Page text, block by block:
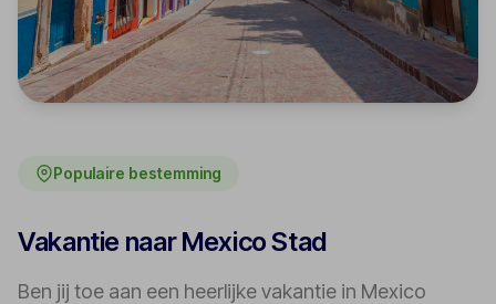
Populaire bestemming
Vakantie naar Mexico Stad
Ben jij toe aan een heerlijke vakantie in Mexico